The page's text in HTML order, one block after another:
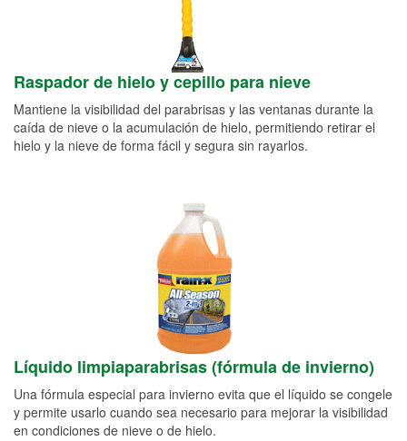
Raspador de hielo y cepillo para nieve
Mantiene la visibilidad del parabrisas y las ventanas durante la
caída de nieve o la acumulación de hielo, permitiendo retirar el
hielo y la nieve de forma fácil y segura sin rayarlos.
Líquido limpiaparabrisas (fórmula de invierno)
Una fórmula especial para invierno evita que el líquido se congele
y permite usarlo cuando sea necesario para mejorar la visibilidad
en condiciones de nieve o de hielo.